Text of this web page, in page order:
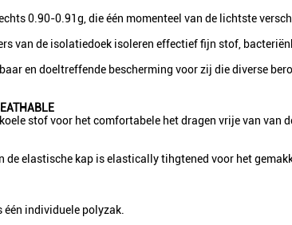
0.90-0.91g, die één momenteel van de lichtste
van de isolatiedoek isoleren effectief fijn stof,
en doeltreffende bescherming voor zij die diverse
stof voor het comfortabele het dragen vrije van van
de elastische kap is elastically tihgtened voor het
één individuele polyzak.